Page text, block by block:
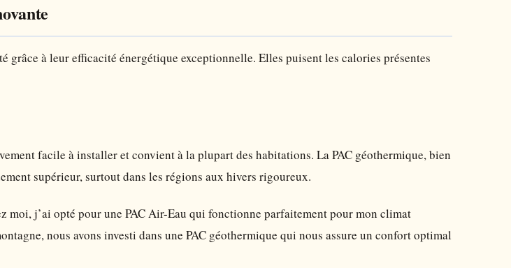
grâce à leur efficacité énergétique exceptionnelle. Elles puisent les calories présentes
facile à installer et convient à la plupart des habitations. La PAC géothermique, bien
supérieur, surtout dans les régions aux hivers rigoureux.
moi, j’ai opté pour une PAC Air-Eau qui fonctionne parfaitement pour mon climat
nous avons investi dans une PAC géothermique qui nous assure un confort optimal